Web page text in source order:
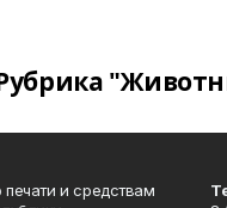
и средствам